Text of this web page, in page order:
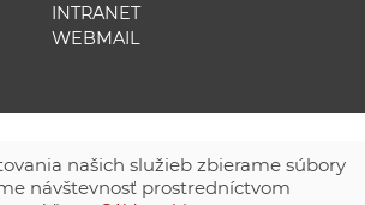
INTRANET
WEBMAIL
našich služieb zbierame súbory
návštevnosť prostredníctvom